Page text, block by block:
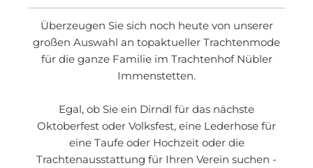
Überzeugen Sie sich noch heute von unserer
großen Auswahl an topaktueller Trachtenmode
für die ganze Familie im Trachtenhof Nübler
Immenstetten.
Egal, ob Sie ein Dirndl für das nächste
Oktoberfest oder Volksfest, eine Lederhose für
eine Taufe oder Hochzeit oder die
Trachtenausstattung für Ihren Verein suchen -